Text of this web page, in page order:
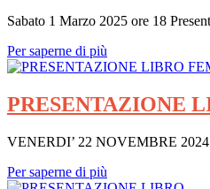
Sabato 1 Marzo 2025 ore 18
Per saperne di più
PRESENTAZIONE
VENERDI’ 22 NOVEMBRE
Per saperne di più